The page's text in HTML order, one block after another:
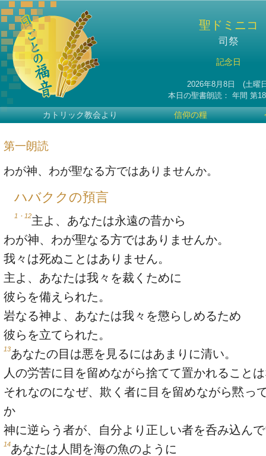
聖ドミニコ
司祭
記念日
2026年8月8日 (土曜
本日の聖書朗読： 年間 第
カトリック教会より 信仰の糧
第一朗読
わが神、わが聖なる方ではありませんか。
ハバククの預言
1・12主よ、あなたは永遠の昔から
わが神、わが聖なる方ではありませんか。
我々は死ぬことはありません。
主よ、あなたは我々を裁くために
彼らを備えられた。
岩なる神よ、あなたは我々を懲らしめるため
彼らを立てられた。
13あなたの目は悪を見るにはあまりに清い。
人の労苦に目を留めながら捨てて置かれること
それなのになぜ、欺く者に目を留めながら黙っ
か
神に逆らう者が、自分より正しい者を呑み込ん
14あなたは人間を海の魚のように